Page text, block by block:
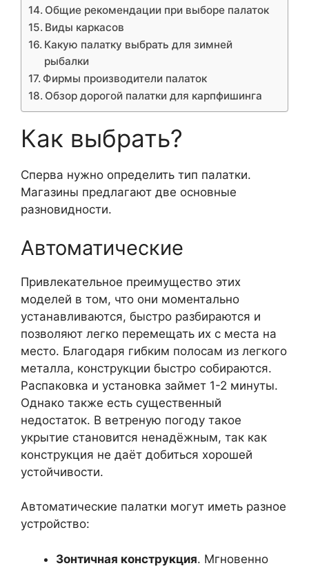
Общие рекомендации при выборе палаток
Виды каркасов
Какую палатку выбрать для зимней
рыбалки
Фирмы производители палаток
Обзор дорогой палатки для карпфишинга
Как выбрать?
Сперва нужно определить тип палатки.
Магазины предлагают две основные
разновидности.
Автоматические
Привлекательное преимущество этих
моделей в том, что они моментально
устанавливаются, быстро разбираются и
позволяют легко перемещать их с места на
место. Благодаря гибким полосам из легкого
металла, конструкции быстро собираются.
Распаковка и установка займет 1-2 минуты.
Однако также есть существенный
недостаток. В ветреную погоду такое
укрытие становится ненадёжным, так как
конструкция не даёт добиться хорошей
устойчивости.
Автоматические палатки могут иметь разное
устройство:
Зонтичная конструкция. Мгновенно